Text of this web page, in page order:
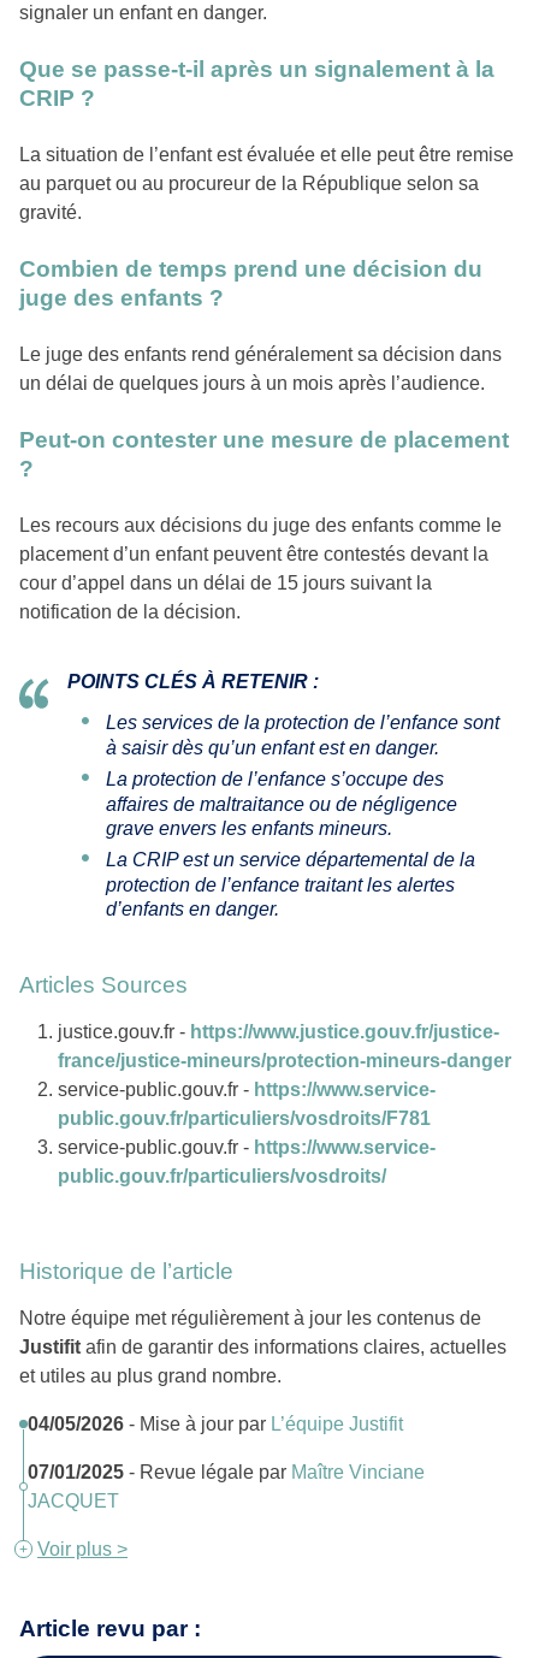
signaler un enfant en danger.
Que se passe-t-il après un signalement à la
CRIP ?
La situation de l’enfant est évaluée et elle peut être remise
au parquet ou au procureur de la République selon sa
gravité.
Combien de temps prend une décision du
juge des enfants ?
Le juge des enfants rend généralement sa décision dans
un délai de quelques jours à un mois après l’audience.
Peut-on contester une mesure de placement
?
Les recours aux décisions du juge des enfants comme le
placement d’un enfant peuvent être contestés devant la
cour d’appel dans un délai de 15 jours suivant la
notification de la décision.
POINTS CLÉS À RETENIR :
Les services de la protection de l’enfance sont
à saisir dès qu’un enfant est en danger.
La protection de l’enfance s’occupe des
affaires de maltraitance ou de négligence
grave envers les enfants mineurs.
La CRIP est un service départemental de la
protection de l’enfance traitant les alertes
d’enfants en danger.
Articles Sources
justice.gouv.fr - https://www.justice.gouv.fr/justice-
france/justice-mineurs/protection-mineurs-danger
service-public.gouv.fr - https://www.service-
public.gouv.fr/particuliers/vosdroits/F781
service-public.gouv.fr - https://www.service-
public.gouv.fr/particuliers/vosdroits/
Historique de l’article
Notre équipe met régulièrement à jour les contenus de
Justifit afin de garantir des informations claires, actuelles
et utiles au plus grand nombre.
04/05/2026 - Mise à jour par L’équipe Justifit
07/01/2025 - Revue légale par Maître Vinciane
JACQUET
Voir plus >
Article revu par :